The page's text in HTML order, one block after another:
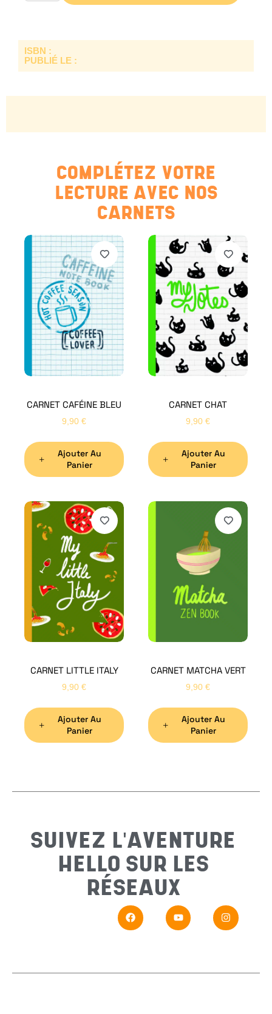
ISBN :
PUBLIÉ LE :
COMPLÉTEZ VOTRE
LECTURE AVEC NOS
CARNETS
CARNET CAFÉINE BLEU
9,90 €
Ajouter Au
Panier
CARNET CHAT
9,90 €
Ajouter Au
Panier
CARNET LITTLE ITALY
9,90 €
Ajouter Au
Panier
CARNET MATCHA VERT
9,90 €
Ajouter Au
Panier
SUIVEZ L'AVENTURE
HELLO SUR LES
RÉSEAUX